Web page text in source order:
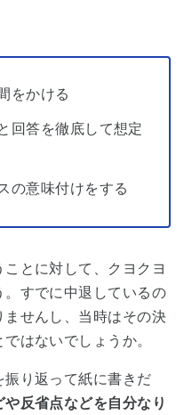
をかける
回答を徹底して想定
の意味付けをする
とに対して、クヨクヨ
すでに中退しているの
せんし、当時はその決
はないでしょうか。
り返って紙に書きだ
反省点などを自分なり